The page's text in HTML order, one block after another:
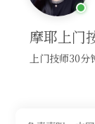
摩耶上门